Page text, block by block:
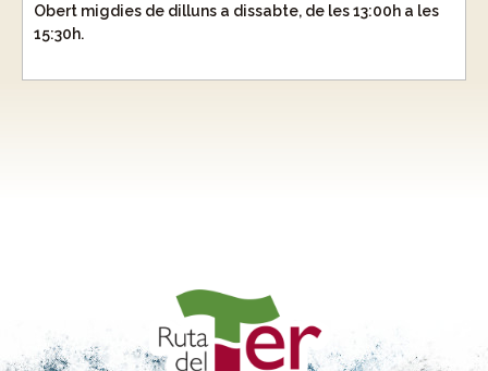
Obert migdies de dilluns a dissabte, de les 13:00h a les
15:30h.